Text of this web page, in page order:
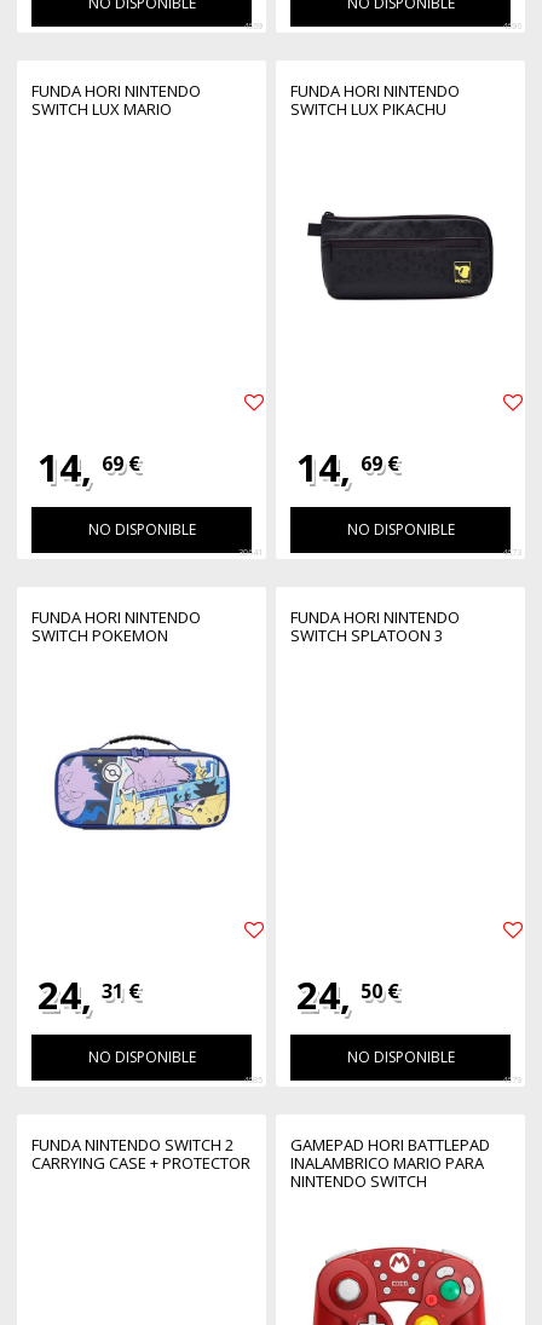
4669 4696
FUNDA HORI NINTENDO
SWITCH LUX MARIO
14, 69 €
NO DISPONIBLE
30641
FUNDA HORI NINTENDO
SWITCH LUX PIKACHU
14, 69 €
NO DISPONIBLE
4673
FUNDA HORI NINTENDO
SWITCH POKEMON
24, 31 €
NO DISPONIBLE
4685
FUNDA HORI NINTENDO
SWITCH SPLATOON 3
24, 50 €
NO DISPONIBLE
4679
FUNDA NINTENDO SWITCH 2
CARRYING CASE + PROTECTOR
GAMEPAD HORI BATTLEPAD
INALAMBRICO MARIO PARA
NINTENDO SWITCH